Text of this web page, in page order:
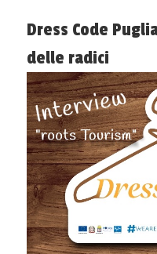
Dress Code
delle radici